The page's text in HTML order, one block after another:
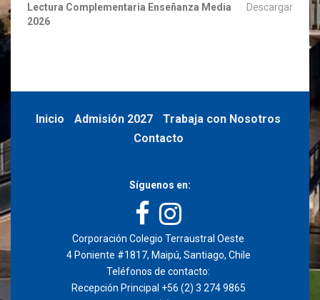
Lectura Complementaria Enseñanza Media
2026
Descargar
Inicio Admisión 2027
Trabaja con Nosotros
Contacto
Síguenos en:
Corporación Colegio Terraustral Oeste
4 Poniente #1817, Maipú, Santiago, Chile
Teléfonos de contacto:
Recepción Principal +56 (2) 3 274 9865